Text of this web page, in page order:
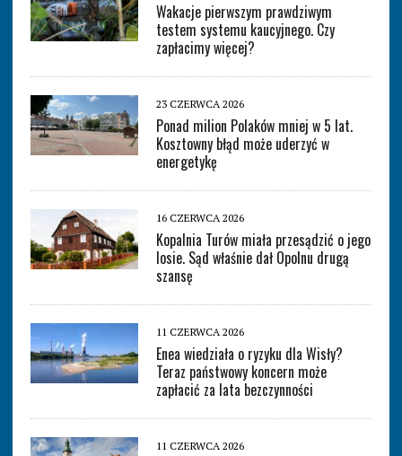
Wakacje pierwszym prawdziwym
testem systemu kaucyjnego. Czy
zapłacimy więcej?
23 CZERWCA 2026
Ponad milion Polaków mniej w 5 lat.
Kosztowny błąd może uderzyć w
energetykę
16 CZERWCA 2026
Kopalnia Turów miała przesądzić o jego
losie. Sąd właśnie dał Opolnu drugą
szansę
11 CZERWCA 2026
Enea wiedziała o ryzyku dla Wisły?
Teraz państwowy koncern może
zapłacić za lata bezczynności
11 CZERWCA 2026